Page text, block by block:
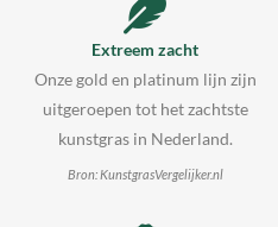
Extreem zacht
Onze gold en platinum lijn zijn
uitgeroepen tot het zachtste
kunstgras in Nederland.
Bron: KunstgrasVergelijker.nl